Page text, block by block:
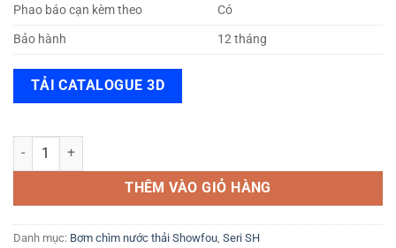
Phao báo cạn kèm theo
Có
Bảo hành
12 tháng
TẢI CATALOGUE 3D
Bơm chìm nước thải Showfou Model SHm-250F 0.25Kw số lượng
THÊM VÀO GIỎ HÀNG
Danh mục: Bơm chìm nước thải Showfou Seri SH